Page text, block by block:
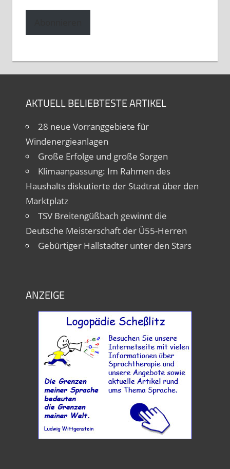
Adresse
AKTUELL BELIEBTESTE ARTIKEL
28 neue Vorranggebiete für
Windenergieanlagen
Große Erfolge und große Sorgen
Klimaanpassung: Im Rahmen des
Haushalts diskutierte der Stadtrat über den
Marktplatz
TSV Breitengüßbach gewinnt die
Deutsche Meisterschaft der Ü55-Herren
Gebürtiger Hallstadter unter den Stars
ANZEIGE